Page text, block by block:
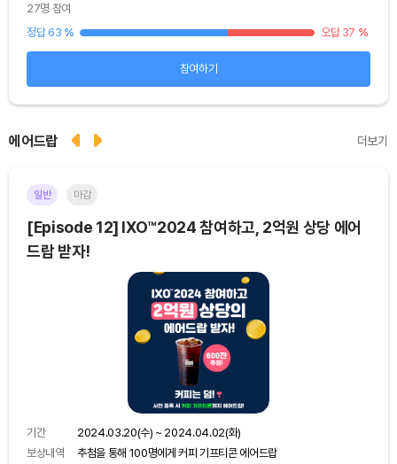
27명 참여
정답 63 % 오답 37 %
참여하기
에어드랍 더보기
일반 마감
[Episode 12] IXO™2024 참여하고, 2억원 상당 에어
드랍 받자!
기간
2024.03.20(수) ~ 2024.04.02(화)
보상내역
추첨을 통해 100명에게 커피 기프티콘 에어드랍